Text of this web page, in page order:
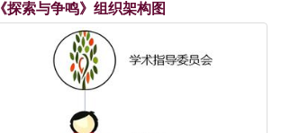
《探索与争鸣》组织架构图